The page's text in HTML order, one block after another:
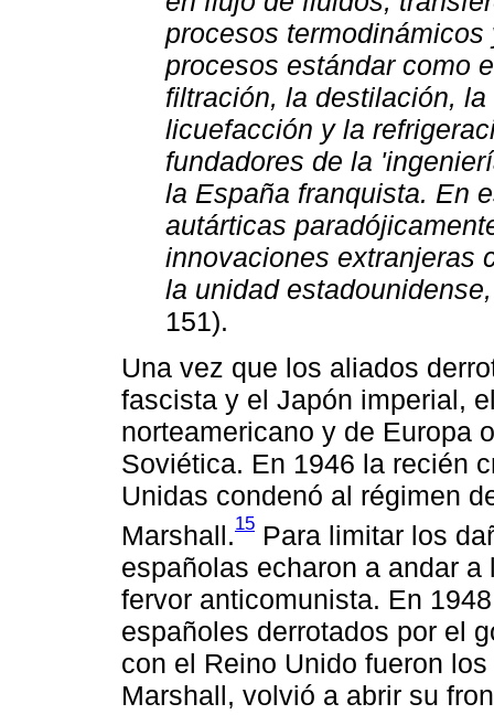
procesos
procesos estándar como
filtración, la destilación,
licuefacción y la
fundadores de la
la España franquista. En
autárticas
innovaciones extranjeras
la unidad
151).
Una vez que los aliados
fascista y el Japón imperial,
norteamericano y de Europa
Soviética. En 1946 la recién
Unidas condenó al régimen
Marshall.15 Para limitar los
españolas echaron a andar
fervor anticomunista. En
españoles derrotados por el
con el Reino Unido fueron
Marshall, volvió a abrir su